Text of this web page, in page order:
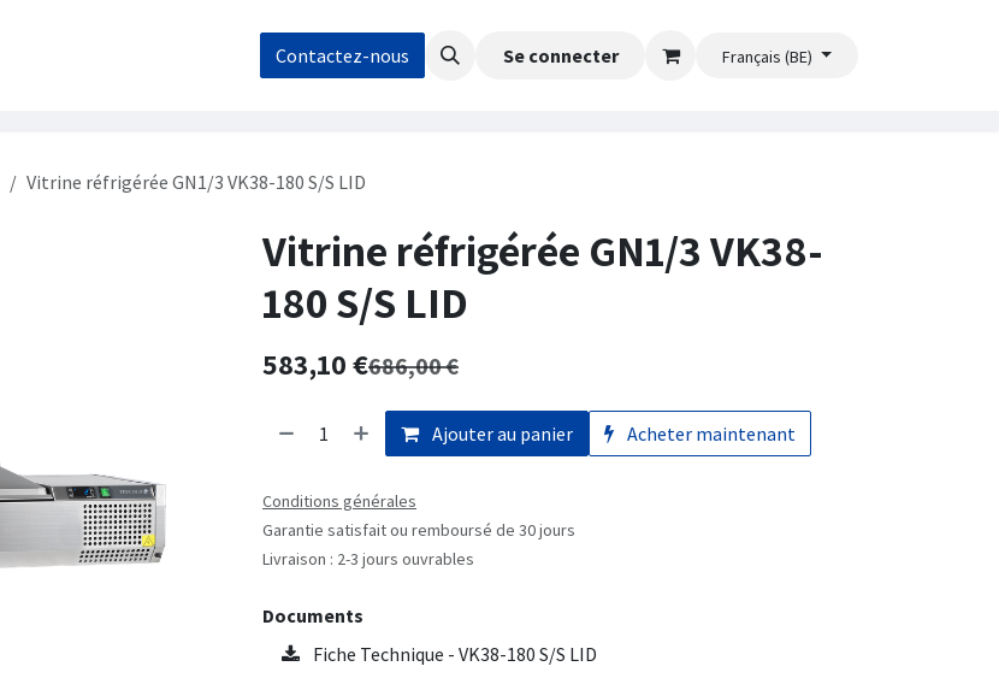
Contact / Demande de devis Boutique
Contactez-nous Se connecter Français (BE)
Vitrine réfrigérée GN1/3 VK38-180 S/S LID
Vitrine réfrigérée GN1/3 VK38-
180 S/S LID
583,10€686,00€
Ajouter au panier Acheter maintenant
Conditions générales
Garantie satisfait ou remboursé de 30 jours
Livraison : 2-3 jours ouvrables
Documents
Fiche Technique - VK38-180 S/S LID